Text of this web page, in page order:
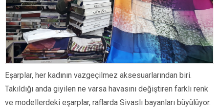
Eşarplar, her kadının vazgeçilmez aksesuarlarından biri.
Takıldığı anda giyilen ne varsa havasını değiştiren farklı renk
ve modellerdeki eşarplar, raflarda Sivaslı bayanları büyülüyor.